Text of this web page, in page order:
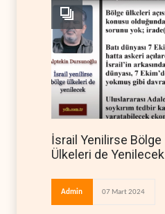
İsrail Yenilirse Bölge
Ülkeleri de Yenilecek
Admin 07 Mart 2024